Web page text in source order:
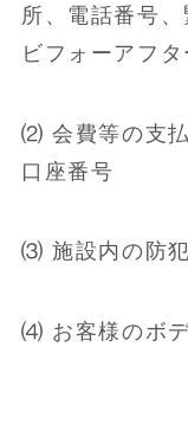
所、電話番号
ビフォーアフ
⑵ 会費等の支
口座番号
⑶ 施設内の防
⑷ お客様のボ